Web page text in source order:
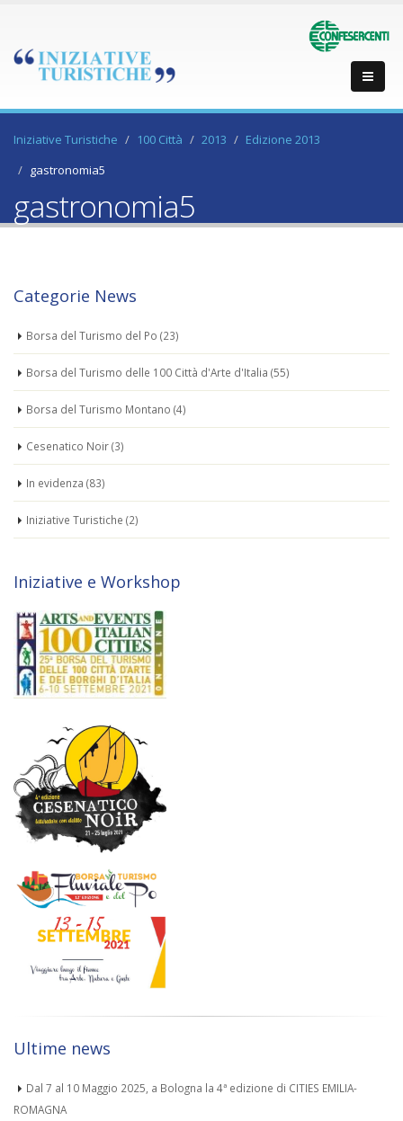
Iniziative Turistiche 100 Città 2013
Edizione 2013
gastronomia5
gastronomia5
Categorie News
Borsa del Turismo del Po (23)
Borsa del Turismo delle 100 Città d'Arte d'Italia (55)
Borsa del Turismo Montano (4)
Cesenatico Noir(3)
In evidenza (83)
Iniziative Turistiche (2)
Iniziative e Workshop
Ultime news
Dal 7 al 10 Maggio 2025, a Bologna la 4ª edizione di CITIES EMILIA-
ROMAGNA